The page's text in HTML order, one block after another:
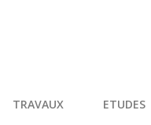
TRAVAUX ETUDES